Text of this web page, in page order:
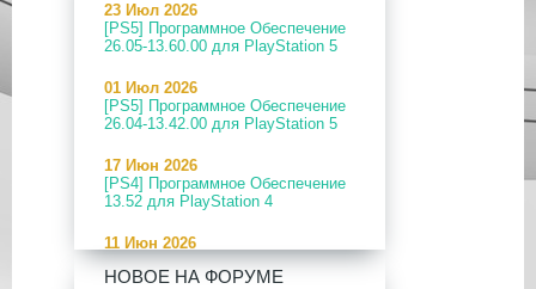
23 Июл 2026
[PS5] Программное Обеспечение
26.05-13.60.00 для PlayStation 5
01 Июл 2026
[PS5] Программное Обеспечение
26.04-13.42.00 для PlayStation 5
17 Июн 2026
[PS4] Программное Обеспечение
13.52 для PlayStation 4
11 Июн 2026
[PS5] Программное Обеспечение
26.04-13.40.00 для PlayStation 5
НОВОЕ НА ФОРУМЕ